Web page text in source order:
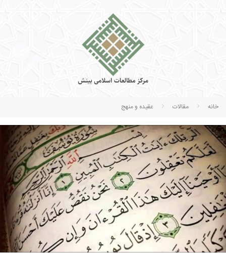
خانه مقالات عقیده و منهج